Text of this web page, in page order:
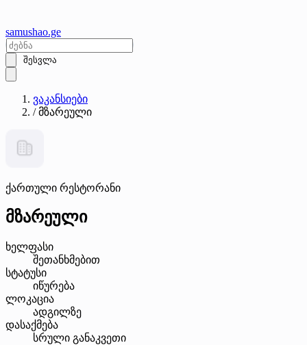
samushao.ge
შესვლა
ვაკანსიები
/ მზარეული
ქართული რესტორანი
მზარეული
ხელფასი
შეთანხმებით
სტატუსი
იწურება
ლოკაცია
ადგილზე
დასაქმება
სრული განაკვეთი